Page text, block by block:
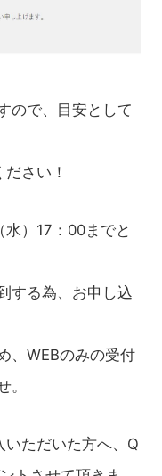
ので、目安として
さい！
）17：00までと
する為、お申し込
、WEBのみの受付
。
ただいた方へ、Q